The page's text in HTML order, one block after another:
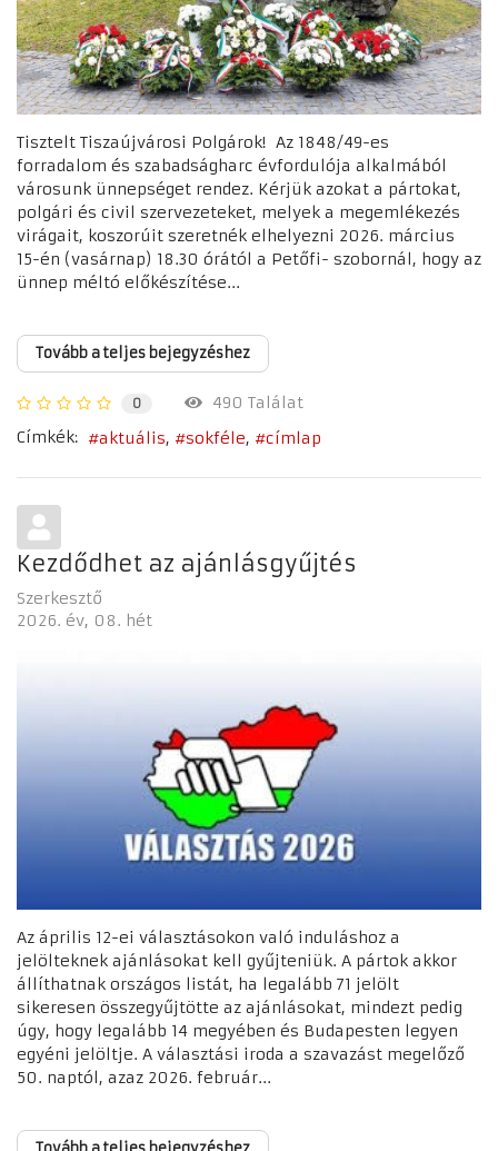
Tisztelt Tiszaújvárosi Polgárok! Az 1848/49-es
forradalom és szabadságharc évfordulója alkalmából
városunk ünnepséget rendez. Kérjük azokat a pártokat,
polgári és civil szervezeteket, melyek a megemlékezés
virágait, koszorúit szeretnék elhelyezni 2026. március
15-én (vasárnap) 18.30 órától a Petőfi- szobornál, hogy az
ünnep méltó előkészítése...
Tovább a teljes bejegyzéshez
0
490 Találat
Címkék:
aktuális sokféle címlap
Kezdődhet az ajánlásgyűjtés
Szerkesztő
2026. év 08. hét
Az április 12-ei választásokon való induláshoz a
jelölteknek ajánlásokat kell gyűjteniük. A pártok akkor
állíthatnak országos listát, ha legalább 71 jelölt
sikeresen összegyűjtötte az ajánlásokat, mindezt pedig
úgy, hogy legalább 14 megyében és Budapesten legyen
egyéni jelöltje. A választási iroda a szavazást megelőző
50. naptól, azaz 2026. február...